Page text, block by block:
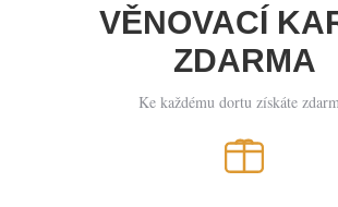
VĚNOVACÍ
ZDARMA
Ke každému dortu získáte